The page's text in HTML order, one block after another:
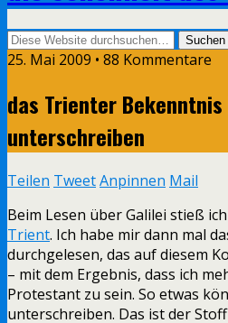
25. Mai 2009 • 88 Kommentare
das Trienter
unterschreiben
Teilen TweetAnpinnen Mail
Beim Lesen über Galilei stieß
Trient. Ich habe mir dann mal
durchgelesen, das auf diesem
– mit dem Ergebnis, dass ich
Protestant zu sein. So etwas
unterschreiben. Das ist der